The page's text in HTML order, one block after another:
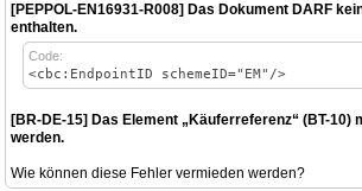
[PEPPOL-EN16931-R008] Das Dokument DARF
enthalten.
Code:
<cbc:EndpointID schemeID="EM"/>
[BR-DE-15] Das Element „Käuferreferenz“ (BT-10)
werden.
Wie können diese Fehler vermieden werden?